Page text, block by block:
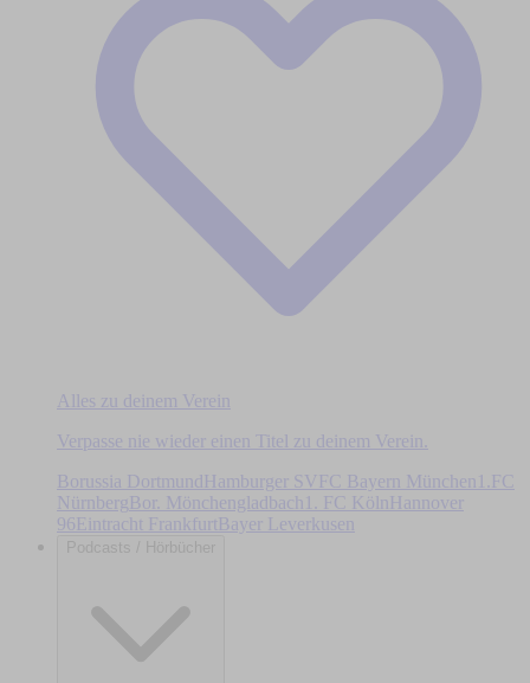
Alles zu deinem Verein
Verpasse nie wieder einen Titel zu deinem Verein.
Borussia DortmundHamburger SV FC Bayern München
1.FC
Nürnberg Bor. Mönchengladbach 1. FC Köln
Hannover
96Eintracht Frankfurt Bayer Leverkusen
Podcasts / Hörbücher